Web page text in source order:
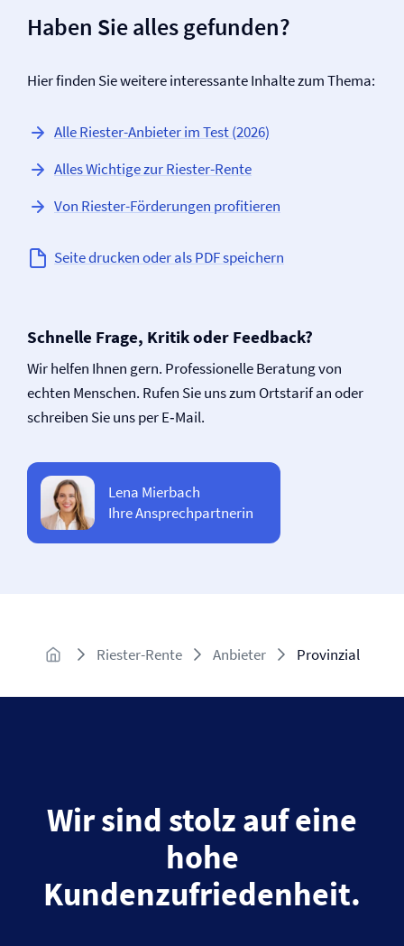
Haben Sie alles gefunden?
Hier finden Sie weitere interessante Inhalte zum Thema:
Alle Riester-Anbieter im Test (2026)
Alles Wichtige zur Riester-Rente
Von Riester-Förderungen profitieren
Seite drucken oder als PDF speichern
Schnelle Frage, Kritik oder Feedback?
Wir helfen Ihnen gern. Professionelle Beratung von
echten Menschen. Rufen Sie uns zum Ortstarif an oder
schreiben Sie uns per E‑Mail.
Lena Mierbach
Ihre Ansprechpartnerin
Riester-Rente Anbieter Provinzial
Wir sind stolz auf eine
hohe
Kundenzufriedenheit.